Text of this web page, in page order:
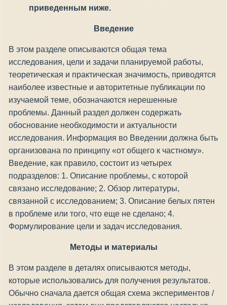
приведенным ниже.
Введение
В этом разделе описываются общая тема
исследования, цели и задачи планируемой работы,
теоретическая и практическая значимость, приводятся
наиболее известные и авторитетные публикации по
изучаемой теме, обозначаются нерешенные
проблемы. Данный раздел должен содержать
обоснование необходимости и актуальности
исследования. Информация во Введении должна быть
организована по принципу «от общего к частному».
Введение, как правило, состоит из четырех
подразделов: 1. Описание проблемы, с которой
связано исследование; 2. Обзор литературы,
связанной с исследованием; 3. Описание белых пятен
в проблеме или того, что еще не сделано; 4.
Формулирование цели и задач исследования.
Методы и материалы
В этом разделе в деталях описываются методы,
которые использовались для получения результатов.
Обычно сначала дается общая схема экспериментов /